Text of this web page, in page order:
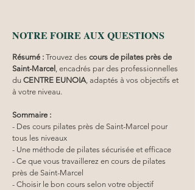
NOTRE FOIRE AUX QUESTIONS
Résumé : Trouvez des cours de pilates près de
Saint-Marcel , encadrés par des professionnelles
du CENTRE EUNOIA , adaptés à vos objectifs et
à votre niveau.
Sommaire :
- Des cours pilates près de Saint-Marcel pour
tous les niveaux
- Une méthode de pilates sécurisée et efficace
- Ce que vous travaillerez en cours de pilates
près de Saint-Marcel
- Choisir le bon cours selon votre objectif